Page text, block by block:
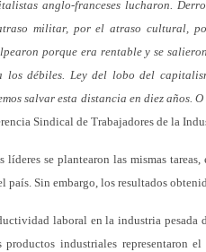
anglo-franceses lucharon.
militar, por el atraso cultural,
porque era rentable y se
los débiles. Ley del lobo del
salvar esta distancia en diez años.
Sindical de Trabajadores de la
líderes se plantearon las mismas
país. Sin embargo, los resultados
laboral en la industria pesada
productos industriales representaron